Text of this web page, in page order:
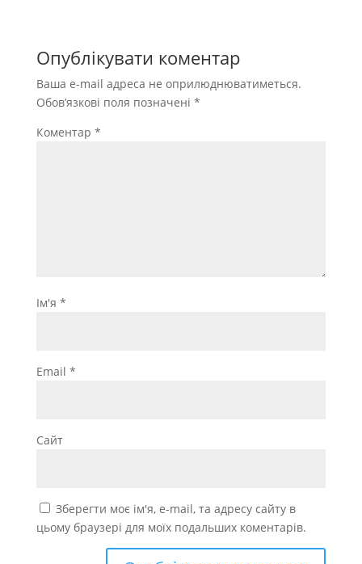
Опублікувати коментар
Ваша e-mail адреса не оприлюднюватиметься.
Обов’язкові поля позначені *
Коментар *
Ім'я *
Email *
Сайт
Зберегти моє ім'я, e-mail, та адресу сайту в
цьому браузері для моїх подальших коментарів.